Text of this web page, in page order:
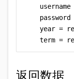
username
password
year =
term =
返回数据